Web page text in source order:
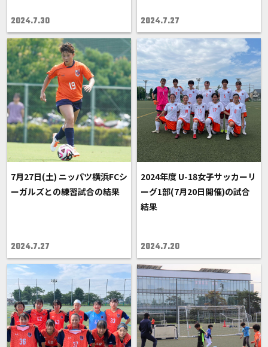
2024.7.30 2024.7.27
7月27日(土) ニッパツ横浜FCシ
ーガルズとの練習試合の結果
2024.7.27
2024年度 U-18女子サッカーリ
ーグ1部(7月20日開催)の試合
結果
2024.7.20